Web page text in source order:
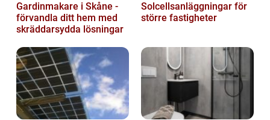
Gardinmakare i Skåne -
förvandla ditt hem med
skräddarsydda lösningar
Solcellsanläggningar för
större fastigheter